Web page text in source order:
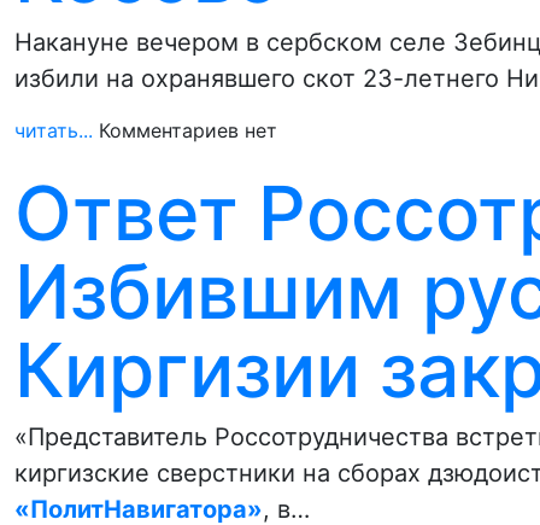
Накануне вечером в сербском селе
избили на охранявшего скот 23-летнего
читать... Комментариев нет
Ответ
Избившим
Киргизии
«Представитель Россотрудничества
киргизские сверстники на сборах
«ПолитНавигатора», в…